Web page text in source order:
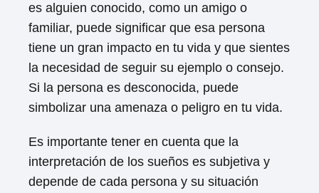
es alguien conocido, como un amigo o
familiar, puede significar que esa persona
tiene un gran impacto en tu vida y que sientes
la necesidad de seguir su ejemplo o consejo.
Si la persona es desconocida, puede
simbolizar una amenaza o peligro en tu vida.
Es importante tener en cuenta que la
interpretación de los sueños es subjetiva y
depende de cada persona y su situación